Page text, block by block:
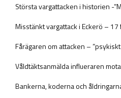
Största vargattacken i historien -
Misstänkt vargattack i Eckerö – 17
Fårägaren om attacken –
Våldtäktsanmälda influeraren
Bankerna, koderna och